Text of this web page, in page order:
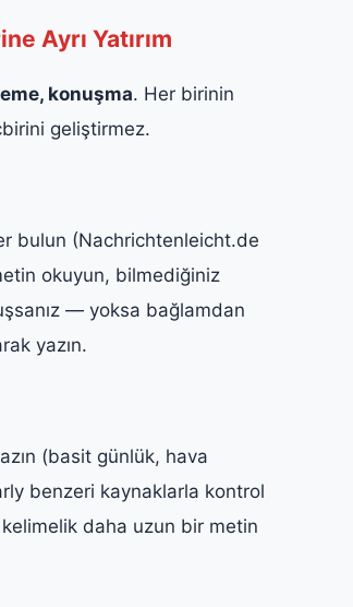
Ayrı Yatırım
konuşma. Her birinin
geliştirmez.
bulun (Nachrichtenleicht.de
okuyun, bilmediğiniz
— yoksa bağlamdan
yazın.
(basit günlük, hava
benzeri kaynaklarla kontrol
daha uzun bir metin